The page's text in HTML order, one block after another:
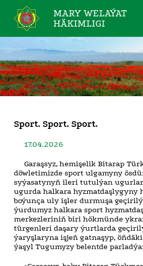
MARY WELAÝAT
HÄKIMLIGI
Sport. Sport. Sport.
17.04.2026
Garaşsyz, hemişelik Bitarap
döwletimizde sport ulgamyny
syýasatynyň ileri tutulýan
ugurda halkara hyzmatdaşlygyny
boýunça uly işler durmuşa
ýurdumyz halkara sport
merkezleriniň biri hökmünde
türgenleri daşary ýurtlarda
ýaryşlaryna işjeň gatnaşyp,
ýaşyl Tugumyzy belentde